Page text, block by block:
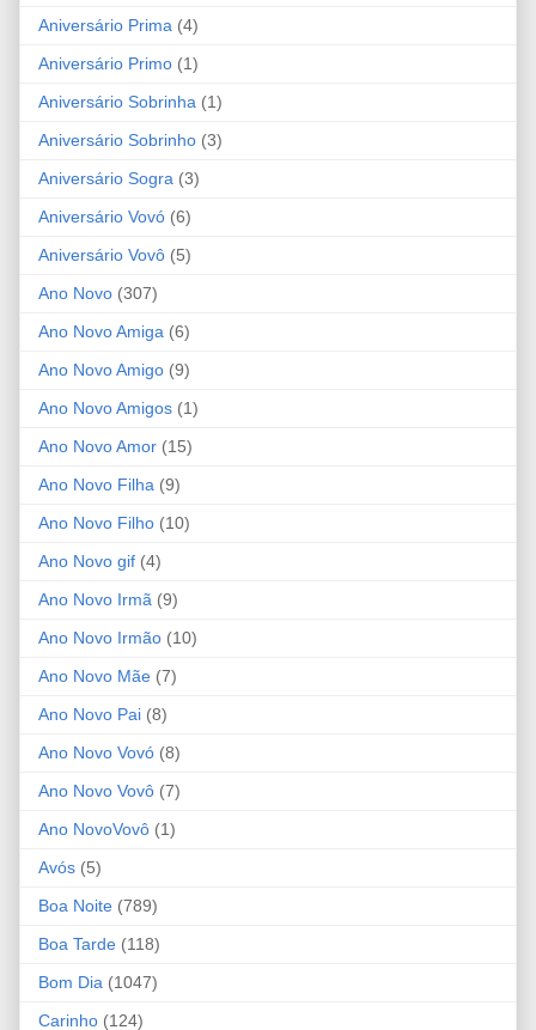
Aniversário Prima (4)
Aniversário Primo (1)
Aniversário Sobrinha (1)
Aniversário Sobrinho (3)
Aniversário Sogra (3)
Aniversário Vovó (6)
Aniversário Vovô (5)
Ano Novo (307)
Ano Novo Amiga (6)
Ano Novo Amigo (9)
Ano Novo Amigos (1)
Ano Novo Amor (15)
Ano Novo Filha (9)
Ano Novo Filho (10)
Ano Novo gif (4)
Ano Novo Irmã (9)
Ano Novo Irmão (10)
Ano Novo Mãe (7)
Ano Novo Pai (8)
Ano Novo Vovó (8)
Ano Novo Vovô (7)
Ano NovoVovô (1)
Avós (5)
Boa Noite (789)
Boa Tarde (118)
Bom Dia (1047)
Carinho (124)